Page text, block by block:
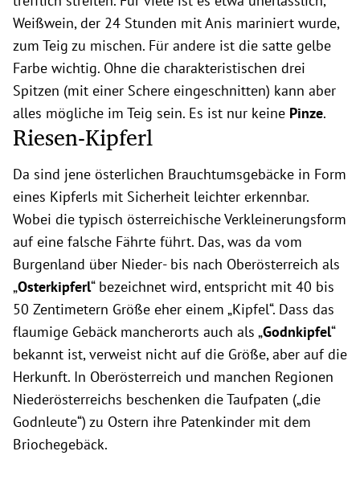
Weißwein, der 24 Stunden mit Anis mariniert wurde,
zum Teig zu mischen. Für andere ist die satte gelbe
Farbe wichtig. Ohne die charakteristischen drei
Spitzen (mit einer Schere eingeschnitten) kann aber
alles mögliche im Teig sein. Es ist nur keine Pinze.
Riesen-Kipferl
Da sind jene österlichen Brauchtumsgebäcke in Form
eines Kipferls mit Sicherheit leichter erkennbar.
Wobei die typisch österreichische Verkleinerungsform
auf eine falsche Fährte führt. Das, was da vom
Burgenland über Nieder- bis nach Oberösterreich als
„Osterkipferl“ bezeichnet wird, entspricht mit 40 bis
50 Zentimetern Größe eher einem „Kipfel“. Dass das
flaumige Gebäck mancherorts auch als „Godnkipfel“
bekannt ist, verweist nicht auf die Größe, aber auf die
Herkunft. In Oberösterreich und manchen Regionen
Niederösterreichs beschenken die Taufpaten („die
Godnleute“) zu Ostern ihre Patenkinder mit dem
Briochegebäck.